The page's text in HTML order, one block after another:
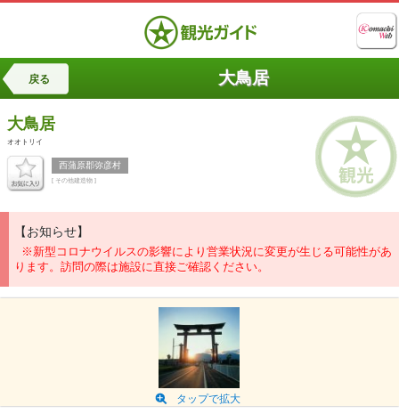
戻る 大鳥居
大鳥居
オオトリイ
西蒲原郡弥彦村
[ その他建造物 ]
【お知らせ】
※新型コロナウイルスの影響により営業状況に変更が生じる可能性があ
ります。訪問の際は施設に直接ご確認ください。
タップで拡大